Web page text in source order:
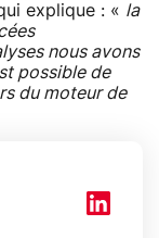
explique : « la
nous avons
possible de
du moteur de